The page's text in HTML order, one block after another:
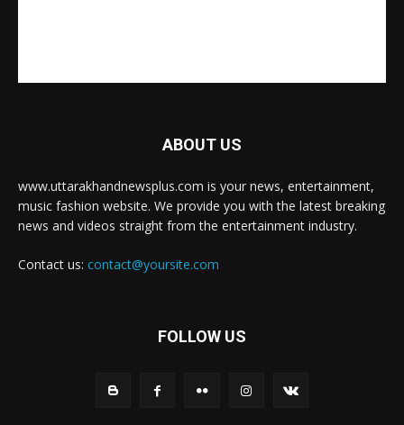
ABOUT US
www.uttarakhandnewsplus.com is your news, entertainment,
music fashion website. We provide you with the latest breaking
news and videos straight from the entertainment industry.
Contact us: contact@yoursite.com
FOLLOW US